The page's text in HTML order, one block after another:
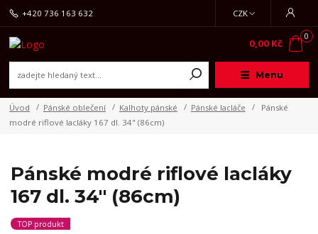
Menu
CZK
+420 736 163 632
0
0,00 Kč
Úvod Pánské oblečení Kalhoty pánské Pánské lacláče
Pánské
modré riflové lacláky 167 dl. 34" (86cm)
Pánské modré riflové lacláky
167 dl. 34" (86cm)
TOP produkt